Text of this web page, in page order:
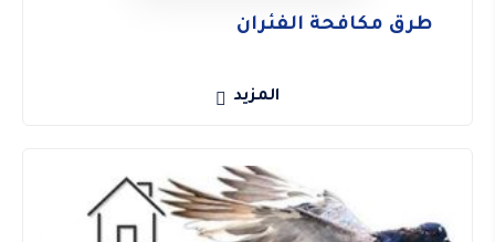
طرق مكافحة الفئران
المزيد